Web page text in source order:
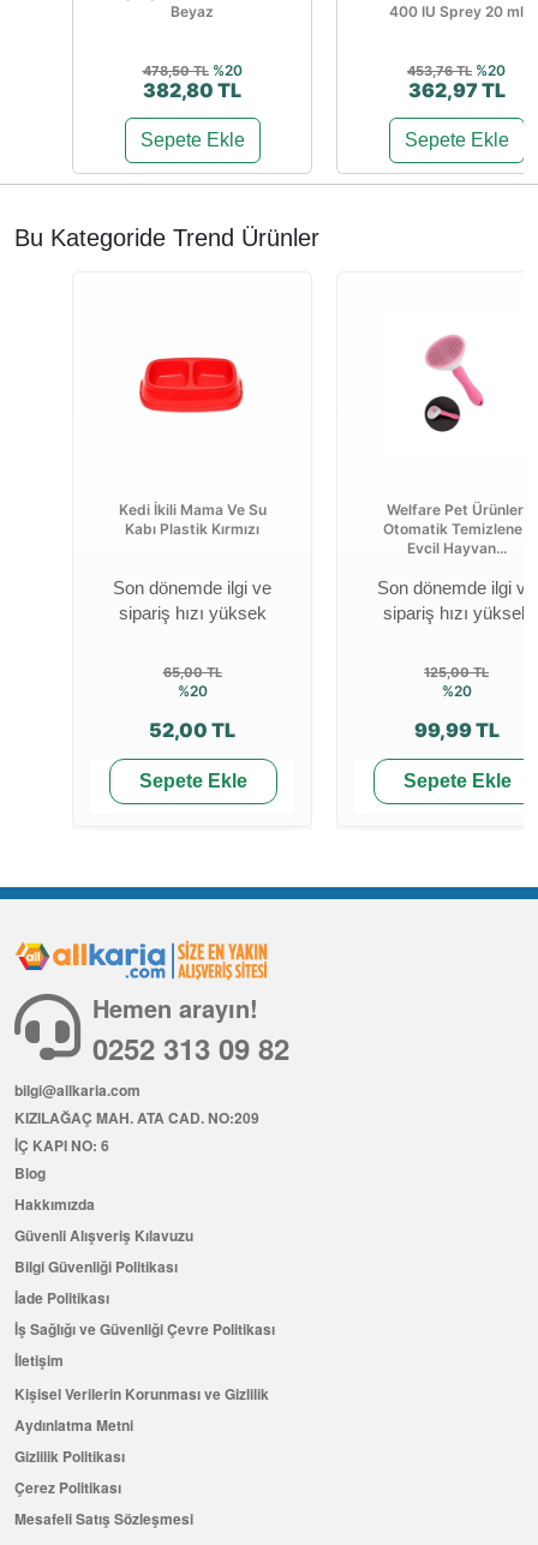
Beyaz
478,50 TL %20
382,80 TL
Sepete Ekle
400 IU Sprey 20 ml
453,76 TL %20
362,97 TL
Sepete Ekle
Bu Kategoride Trend Ürünler
Kedi İkili Mama Ve Su
Kabı Plastik Kırmızı
Son dönemde ilgi ve
sipariş hızı yüksek
65,00 TL
%20
52,00 TL
Sepete Ekle
Welfare Pet Ürünleri
Otomatik Temizlenen
Evcil Hayvan...
Son dönemde ilgi ve
sipariş hızı yüksek
125,00 TL
%20
99,99 TL
Sepete Ekle
Hemen arayın!
0252 313 09 82
bilgi@allkaria.com
KIZILAĞAÇ MAH. ATA CAD. NO:209
İÇ KAPI NO: 6
Blog
Hakkımızda
Güvenli Alışveriş Kılavuzu
Bilgi Güvenliği Politikası
İade Politikası
İş Sağlığı ve Güvenliği Çevre Politikası
İletişim
Kişisel Verilerin Korunması ve Gizlilik
Aydınlatma Metni
Gizlilik Politikası
Çerez Politikası
Mesafeli Satış Sözleşmesi